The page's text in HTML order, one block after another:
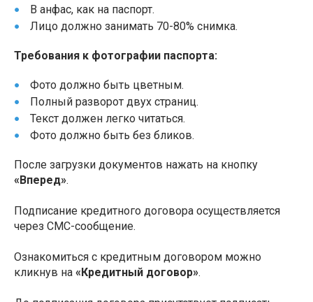
В анфас, как на паспорт.
Лицо должно занимать 70-80% снимка.
Требования к фотографии паспорта:
Фото должно быть цветным.
Полный разворот двух страниц.
Текст должен легко читаться.
Фото должно быть без бликов.
После загрузки документов нажать на кнопку
«Вперед».
Подписание кредитного договора осуществляется
через СМС-сообщение.
Ознакомиться с кредитным договором можно
кликнув на «Кредитный договор».